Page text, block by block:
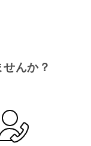
んか？